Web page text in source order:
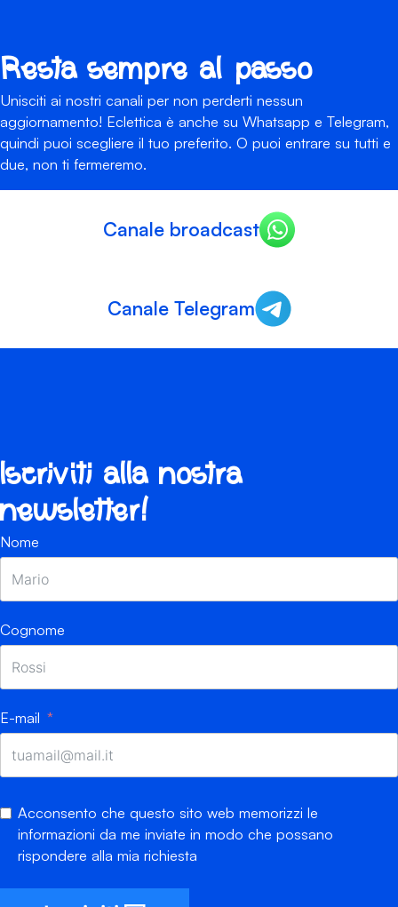
Resta sempre al passo
Unisciti ai nostri canali per non perderti nessun
aggiornamento! Eclettica è anche su Whatsapp e Telegram,
quindi puoi scegliere il tuo preferito. O puoi entrare su tutti e
due, non ti fermeremo.
Canale broadcast
Canale Telegram
Iscriviti alla nostra
newsletter!
Nome
Cognome
E-mail
Acconsento che questo sito web memorizzi le
informazioni da me inviate in modo che possano
rispondere alla mia richiesta